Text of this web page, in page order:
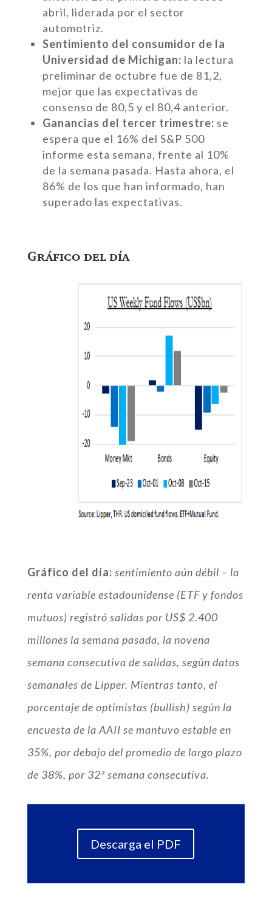
abril, liderada por el sector
automotriz.
Sentimiento del consumidor de la
Universidad de Michigan: la lectura
preliminar de octubre fue de 81,2,
mejor que las expectativas de
consenso de 80,5 y el 80,4 anterior.
Ganancias del tercer trimestre: se
espera que el 16% del S&P 500
informe esta semana, frente al 10%
de la semana pasada. Hasta ahora, el
86% de los que han informado, han
superado las expectativas.
Gráfico del día
Gráfico del día: sentimiento aún débil – la
renta variable estadounidense (ETF y fondos
mutuos) registró salidas por US$ 2.400
millones la semana pasada, la novena
semana consecutiva de salidas, según datos
semanales de Lipper. Mientras tanto, el
porcentaje de optimistas (bullish) según la
encuesta de la AAII se mantuvo estable en
35%, por debajo del promedio de largo plazo
de 38%, por 32ª semana consecutiva.
Descarga el PDF